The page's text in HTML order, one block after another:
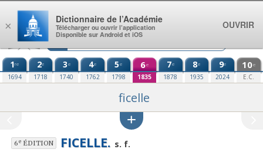
Aller au contenu
1re
1694
2e
1718
3e
1740
4e
1762
5e
1798
6e
1835
7e
1878
8e
1935
9e
2024
10e
E.C.
ficelle
6eÉDITION FICELLE. s. f.
×
Dictionnaire de l’Académie
Télécharger ou ouvrir l’application
Disponible sur Android et iOS
OUVRIR